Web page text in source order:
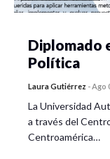
Diplomado
Política
Laura Gutiérrez -Ago
La Universidad
a través del
Centroamérica…